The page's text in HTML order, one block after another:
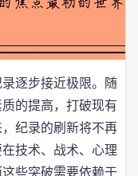
逐步接近极限。随
的提高，打破现有
纪录的刷新将不再
技术、战术、心理
些突破需要依赖于